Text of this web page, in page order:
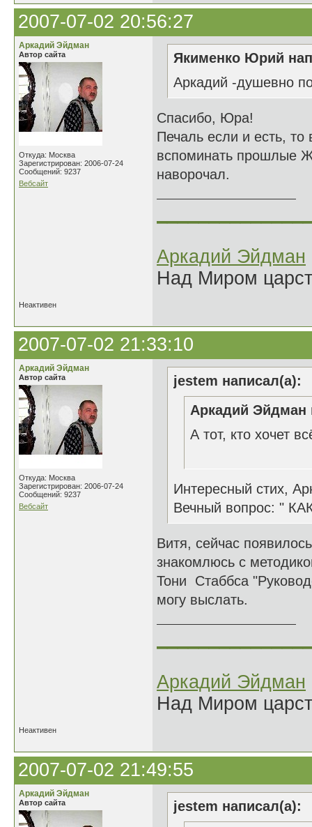
2007-07-02 20:56:27
Аркадий Эйдман
Автор сайта
Откуда: Москва
Зарегистрирован: 2006-07-24
Сообщений: 9237
Вебсайт
Якименко Юрий
Аркадий -душевно
Спасибо, Юра!
Печаль если и есть,
вспоминать прошлые
наворочал.
Аркадий Эйдман
Над Миром
Неактивен
2007-07-02 21:33:10
Аркадий Эйдман
Автор сайта
Откуда: Москва
Зарегистрирован: 2006-07-24
Сообщений: 9237
Вебсайт
jestem написал(а):
Аркадий Эйдман
А тот, кто хочет
Интересный стих,
Вечный вопрос: "
Витя, сейчас
знакомлюсь с
Тони Стаббса
могу выслать.
Аркадий Эйдман
Над Миром
Неактивен
2007-07-02 21:49:55
Аркадий Эйдман
Автор сайта
jestem написал(а):